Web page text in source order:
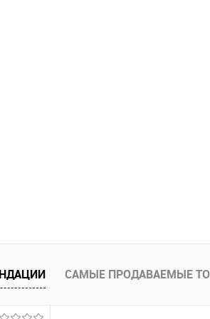
САМЫЕ ПРОДАВАЕМЫЕ